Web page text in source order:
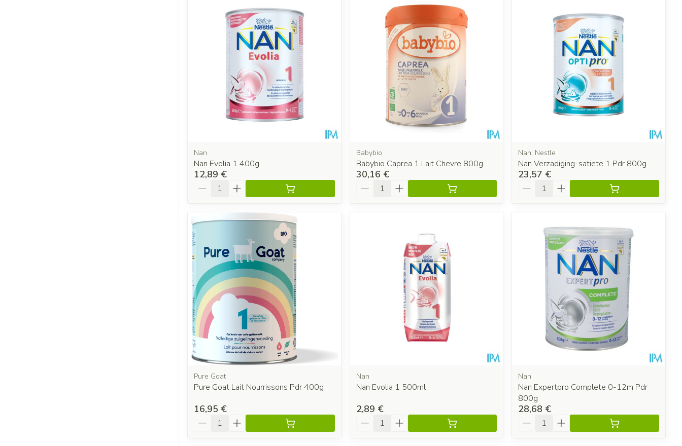
Nan
Nan Evolia 1 400g
12,89 €
Quantité
Babybio
Babybio Caprea 1 Lait Chevre 800g
30,16 €
Quantité
Nan, Nestle
Nan Verzadiging-satiete 1 Pdr 800g
23,57 €
Quantité
Pure Goat
Pure Goat Lait Nourrissons Pdr 400g
16,95 €
Quantité
Nan
Nan Evolia 1 500ml
2,89 €
Quantité
Nan
Nan Expertpro Complete 0-12m Pdr
800g
28,68 €
Quantité